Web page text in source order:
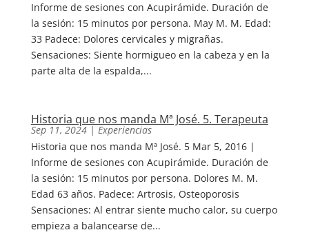
Informe de sesiones con Acupirámide. Duración de
la sesión: 15 minutos por persona. May M. M. Edad:
33 Padece: Dolores cervicales y migrañas.
Sensaciones: Siente hormigueo en la cabeza y en la
parte alta de la espalda,...
Historia que nos manda Mª José. 5. Terapeuta
Sep 11, 2024| Experiencias
Historia que nos manda Mª José. 5 Mar 5, 2016 |
Informe de sesiones con Acupirámide. Duración de
la sesión: 15 minutos por persona. Dolores M. M.
Edad 63 años. Padece: Artrosis, Osteoporosis
Sensaciones: Al entrar siente mucho calor, su cuerpo
empieza a balancearse de...